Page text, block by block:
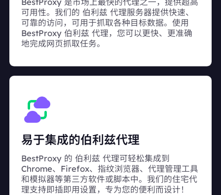
可用性。我们的 伯利兹 代理服务器提供快速、
可靠的访问，可用于抓取各种目标数据。使用
BestProxy 伯利兹 代理，您可以更快、更准确
地完成网页抓取任务。
易于集成的伯利兹代理
BestProxy 的 伯利兹 代理可轻松集成到
Chrome、Firefox、指纹浏览器、代理管理工具
和模拟器等第三方软件或脚本中。我们的住宅代
理支持即插即用设置，专为您的便利而设计！